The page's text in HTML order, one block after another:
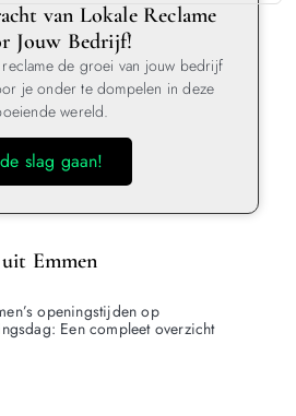
van Lokale Reclame
Jouw Bedrijf!
de groei van jouw bedrijf
je onder te dompelen in deze
wereld.
slag gaan!
Emmen
openingstijden op
Een compleet overzicht